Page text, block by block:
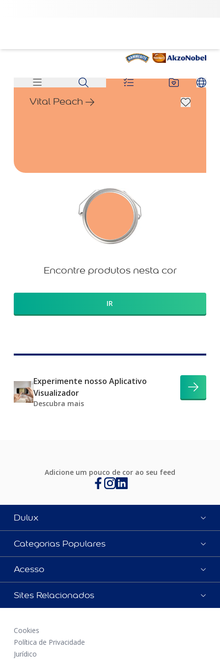
Vital Peach
Encontre produtos nesta cor
IR
Experimente nosso Aplicativo
Visualizador
Descubra mais
Adicione um pouco de cor ao seu feed
Dulux
Categorias Populares
Acesso
Sites Relacionados
Cookies
Política de Privacidade
Jurídico